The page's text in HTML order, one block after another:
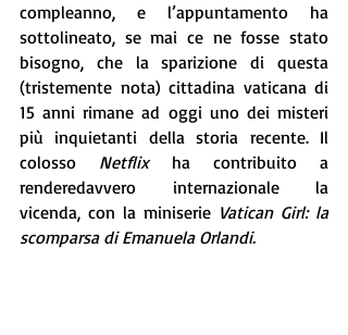
compleanno, e l’appuntamento ha
sottolineato, se mai ce ne fosse stato
bisogno, che la sparizione di questa
(tristemente nota) cittadina vaticana di
15 anni rimane ad oggi uno dei misteri
più inquietanti della storia recente. Il
colosso Netflix ha contribuito a
renderedavvero internazionale la
vicenda, con la miniserie Vatican Girl: la
scomparsa di Emanuela Orlandi.